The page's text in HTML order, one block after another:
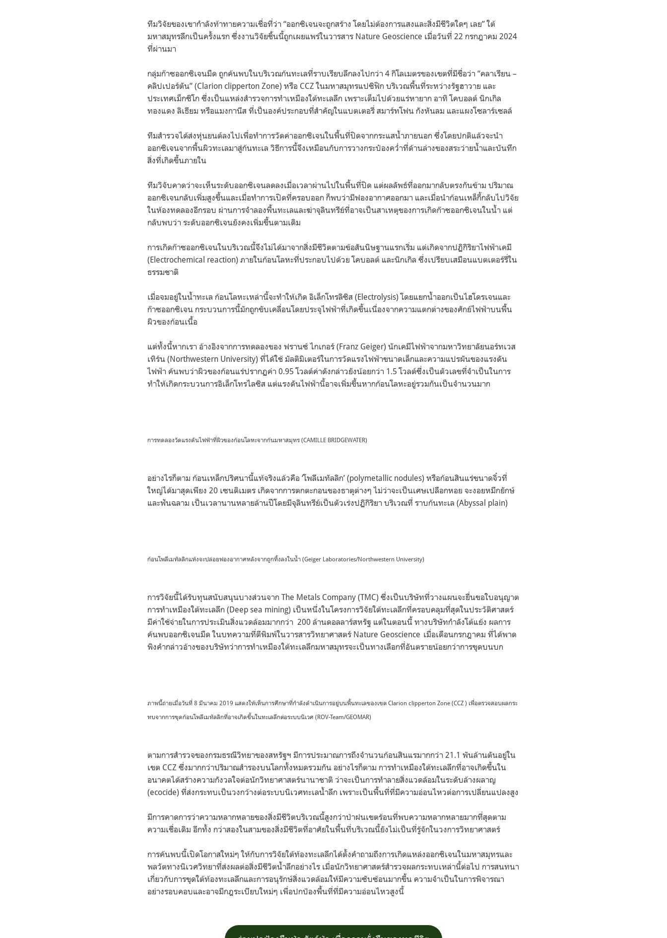
ทีมวิจัยของเขากำลังท้าทายความเชื่อที่ว่า “ออกซิเจนจะถูกสร้าง โดยไม่ต้องการแสงและสิ่งมีชีวิตใดๆ เลย” ใต้
มหาสมุทรลึกเป็นครั้งแรก ซึ่งงานวิจัยชิ้นนี้ถูกเผยแพร่ในวารสาร Nature Geoscience เมื่อวันที่ 22 กรกฎาคม 2024
ที่ผ่านมา
กลุ่มก๊าซออกซิเจนมืด ถูกค้นพบในบริเวณก้นทะเลที่ราบเรียบลึกลงไปกว่า 4 กิโลเมตรของเขตที่มีชื่อว่า “คลาเรียน –
คลิปเปอร์ตัน” (Clarion clipperton Zone) หรือ CCZ ในมหาสมุทรแปซิฟิก บริเวณพื้นที่ระหว่างรัฐฮาวาย และ
ประเทศเม็กซิโก ซึ่งเป็นแหล่งสำรวจการทำเหมืองใต้ทะเลลึก เพราะเต็มไปด้วยแร่หายาก อาทิ โคบอลต์ นิกเกิล
ทองแดง ลิเธียม หรือแมงกานีส ที่เป็นองค์ประกอบที่สําคัญในแบตเตอรี่ สมาร์ทโฟน กังหันลม และแผงโซลาร์เซลล์
ทีมสำรวจได้ส่งหุ่นยนต์ลงไปเพื่อทําการวัดค่าออกซิเจนในพื้นที่ปิดจากกระแสน้ำภายนอก ซึ่งโดยปกติแล้วจะนํา
ออกซิเจนจากพื้นผิวทะเลมาสู่ก้นทะเล วิธีการนี้จึงเหมือนกับการวางกระป๋องคว่ำที่ด้านล่างของสระว่ายน้ำและบันทึก
สิ่งที่เกิดขึ้นภายใน
ทีมวิจับคาดว่าจะเห็นระดับออกซิเจนลดลงเมื่อเวลาผ่านไปในพื้นที่ปิด แต่ผลลัพธ์ที่ออกมากลับตรงกันข้าม ปริมาณ
ออกซิเจนกลับเพิ่มสูงขึ้นและเมื่อทำการเปิดที่ครอบออก ก็พบว่ามีฟองอากาศออกมา และเมื่อนำก้อนเหล็กี้กลับไปวิจัย
ในห้องทดลองอีกรอบ ผ่านการจําลองพื้นทะเลและฆ่าจุลินทรีย์ที่อาจเป็นสาเหตุของการเกิดก๊าซออกซิเจนในน้ำ แต่
กลับพบว่า ระดับออกซิเจนยังคงเพิ่มขึ้นตามเดิม
การเกิดก๊าซออกซิเจนในบริเวณนี้จึงไม่ได้มาจากสิ่งมีชีวิตตามข้อสันนิษฐานแรกเริ่ม แต่เกิดจากปฏิกิริยาไฟฟ้าเคมี
(Electrochemical reaction) ภายในก้อนโลหะที่ประกอบไปด้วย โคบอลต์ และนิกเกิล ซึ่งเปรียบเสมือนแบตเตอร์รี่ใน
ธรรมชาติ
เมื่อจมอยู่ในน้ำทะเล ก้อนโลหะเหล่านี้จะทำให้เกิด อิเล็กโทรลิซิส (Electrolysis) โดยแยกน้ำออกเป็นไฮโดรเจนและ
ก๊าซออกซิเจน กระบวนการนี้มักถูกขับเคลื่อนโดยประจุไฟฟ้าที่เกิดขึ้นเนื่องจากความแตกต่างของศักย์ไฟฟ้าบนพื้น
ผิวของก้อนเนื้อ
แต่ทั้งนี้หากเรา อ้างอิงจากการทดลองของ ฟรานซ์ ไกเกอร์ (Franz Geiger) นักเคมีไฟฟ้าจากมหาวิทยาลัยนอร์ทเวส
เทิร์น (Northwestern University) ที่ได้ใช้ มัลติมิเตอร์ในการวัดแรงไฟฟ้าขนาดเล็กและความแปรผันของแรงดัน
ไฟฟ้า ค้นพบว่าผิวของก้อนแร่ปรากฏค่า 0.95 โวลต์ค่าดังกล่าวยังน้อยกว่า 1.5 โวลต์ซึ่งเป็นตัวเลขที่จำเป็นในการ
ทำให้เกิดกระบวนการอิเล็กโทรไลซิส แต่แรงดันไฟฟ้านี้อาจเพิ่มขึ้นหากก้อนโลหะอยู่รวมกันเป็นจำนวนมาก
การทดลองวัดแรงดันไฟฟ้าที่ผิวของก้อนโลหะจากก้นมหาสมุทร (CAMILLE BRIDGEWATER)
อย่างไรก็ตาม ก้อนเหล็กปริศนานี้แท้จริงแล้วคือ ‘โพลีเมทัลลิก’ (polymetallic nodules) หรือก้อนสินแร่ขนาดจิ๋วที่
ใหญ่ได้มาสุดเพียง 20 เซนติเมตร เกิดจากการตกตะกอนของธาตุต่างๆ ไม่ว่าจะเป็นเศษเปลือกหอย จะงอยหมึกยักษ์
และฟันฉลาม เป็นเวลานานหลายล้านปีโดยมีจุลินทรีย์เป็นตัวเร่งปฏิกิริยา บริเวณที่ ราบก้นทะเล (Abyssal plain)
ก้อนโพลีเมทัลลิกแห้งจะปล่อยฟองอากาศหลังจากถูกทิ้งลงในน้ำ (Geiger Laboratories/Northwestern University)
การวิจัยนี้ได้รับทุนสนับสนุนบางส่วนจาก The Metals Company (TMC) ซึ่งเป็นบริษัทที่วางแผนจะยื่นขอใบอนุญาต
การทำเหมืองใต้ทะเลลึก (Deep sea mining) เป็นหนึ่งในโครงการวิจัยใต้ทะเลลึกที่ครอบคลุมที่สุดในประวัติศาสตร์
มีค่าใช้จ่ายในการประเมินสิ่งแวดล้อมมากกว่า 200 ล้านดอลลาร์สหรัฐ แต่ในตอนนี้ ทางบริษัทกําลังโต้แย้ง ผลการ
ค้นพบออกซิเจนมืด ในบทความที่ตีพิมพ์ในวารสารวิทยาศาสตร์ Nature Geoscience เมื่อเดือนกรกฎาคม ที่ได้พาด
พิงคํากล่าวอ้างของบริษัทว่าการทำเหมืองใต้ทะเลลึกมหาสมุทรจะเป็นทางเลือกที่อันตรายน้อยกว่าการขุดบนบก
ภาพนี้ถ่ายเมื่อวันที่ 8 มีนาคม 2019 แสดงให้เห็นการศึกษาที่กําลังดําเนินการอยู่บนพื้นทะเลของเขต Clarion clipperton Zone (CCZ ) เพื่อตรวจสอบผลกระ
ทบจากการขุดก้อนโพลีเมทัลลิกที่อาจเกิดขึ้นในทะเลลึกต่อระบบนิเวศ (ROV-Team/GEOMAR)
ตามการสำรวจของกรมธรณีวิทยาของสหรัฐฯ มีการประมาณการถึงจำนวนก้อนสินแรมากกว่า 21.1 พันล้านตันอยู่ใน
เขต CCZ ซึ่งมากกว่าปริมาณสำรองบนโลกทั้งหมดรวมกัน อย่างไรก็ตาม การทำเหมืองใต้ทะเลลึกที่อาจเกิดขึ้นใน
อนาคตได้สร้างความกังวลใจต่อนักวิทยาศาสตร์นานาชาติ ว่าจะเป็นการทำลายสิ่งแวดล้อมในระดับล้างผลาญ
(ecocide) ที่ส่งกระทบเป็นวงกว้างต่อระบบนิเวศทะเลน้ำลึก เพราะเป็นพื้นที่ที่มีความอ่อนไหวต่อการเปลี่ยนแปลงสูง
มีการคาดการว่าความหลากหลายของสิ่งมีชีวิตบริเวณนี้สูงกว่าป่าฝนเขตร้อนที่พบความหลากหลายมากที่สุดตาม
ความเชื่อเดิม อีกทั้ง กว่าสองในสามของสิ่งมีชีวิตที่อาศัยในพื้นที่บริเวณนี้ยังไม่เป็นที่รู้จักในวงการวิทยาศาสตร์
การค้นพบนี้เปิดโอกาสใหม่ๆ ให้กับการวิจัยใต้ท้องทะเลลึกได้ตั้งคำถามถึงการเกิดแหล่งออกซิเจนในมหาสมุทรและ
พลวัตทางนิเวศวิทยาที่ส่งผลต่อสิ่งมีชีวิตน้ำลึกอย่างไร เมื่อนักวิทยาศาสตร์สำรวจผลกระทบเหล่านี้ต่อไป การสนทนา
เกี่ยวกับการขุดใต้ท้องทะเลลึกและการอนุรักษ์สิ่งแวดล้อมให้มีความซับซ้อนมากขึ้น ความจำเป็นในการพิจารณา
อย่างรอบคอบและอาจมีกฎระเบียบใหม่ๆ เพื่อปกป้องพื้นที่ที่มีความอ่อนไหวสูงนี้